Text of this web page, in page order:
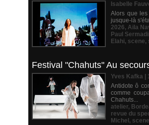
Isabelle
Alors que
jusque-là
2026, Aïla
Paul
Elahi, scene,
Festival "Chahuts" Au
Yves Kafka |
Antidote ô
comme
Chahuts...
atelier,
revue du
Michel , scene